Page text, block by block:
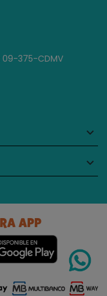
375-CDMV
keyboard_arrow_down
keyboard_arrow_down
APP